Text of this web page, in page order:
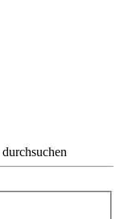
durchsuchen